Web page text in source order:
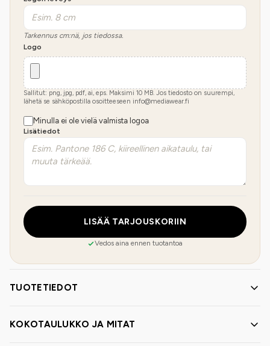
Tarkennus cm:nä, jos tiedossa.
Logo
Sallitut: png, jpg, pdf, ai, eps. Maksimi 10 MB. Jos tiedosto on suurempi,
lähetä se sähköpostilla osoitteeseen info@mediawear.fi
Minulla ei ole vielä valmista logoa
Lisätiedot
LISÄÄ TARJOUSKORIIN
Vedos aina ennen tuotantoa
TUOTETIEDOT
KOKOTAULUKKO JA MITAT